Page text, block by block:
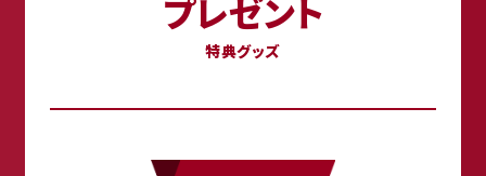
プレゼント
特典グッズ